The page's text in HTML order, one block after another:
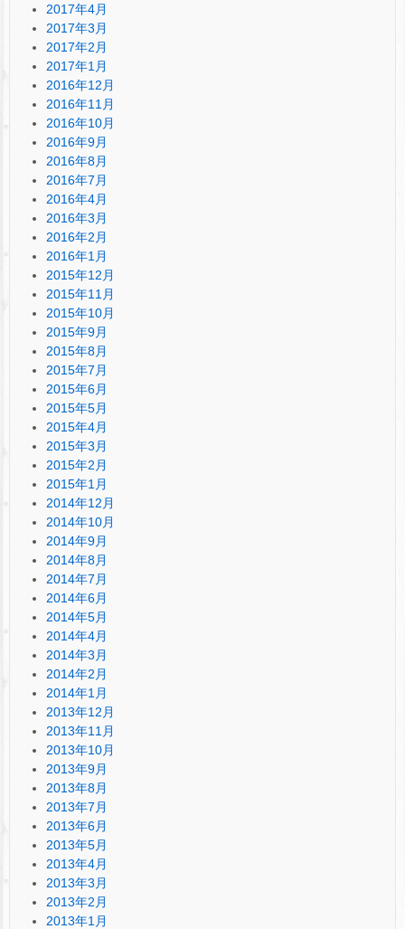
2017年4月
2017年3月
2017年2月
2017年1月
2016年12月
2016年11月
2016年10月
2016年9月
2016年8月
2016年7月
2016年4月
2016年3月
2016年2月
2016年1月
2015年12月
2015年11月
2015年10月
2015年9月
2015年8月
2015年7月
2015年6月
2015年5月
2015年4月
2015年3月
2015年2月
2015年1月
2014年12月
2014年10月
2014年9月
2014年8月
2014年7月
2014年6月
2014年5月
2014年4月
2014年3月
2014年2月
2014年1月
2013年12月
2013年11月
2013年10月
2013年9月
2013年8月
2013年7月
2013年6月
2013年5月
2013年4月
2013年3月
2013年2月
2013年1月